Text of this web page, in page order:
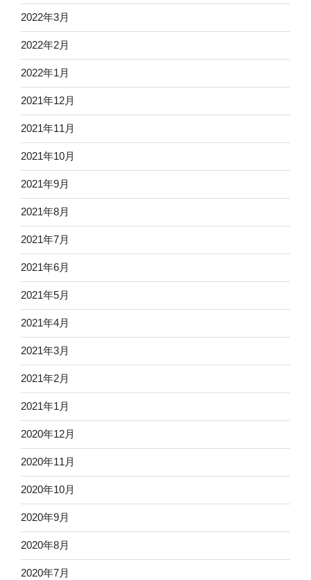
2022年3月
2022年2月
2022年1月
2021年12月
2021年11月
2021年10月
2021年9月
2021年8月
2021年7月
2021年6月
2021年5月
2021年4月
2021年3月
2021年2月
2021年1月
2020年12月
2020年11月
2020年10月
2020年9月
2020年8月
2020年7月